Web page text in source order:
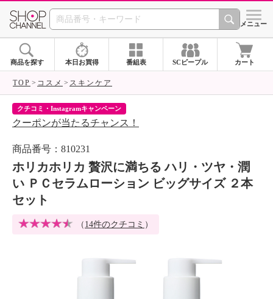
SHOP CHANNEL シメニュー
商品を探す 本日お買得 番組表 SCピープル カート
TOP コスメ スキンケア
クチコミ・Instagramキャンペーン
クーポンが当たるチャンス！
商品番号：810231
ホリカホリカ 贅沢に満ちる ハリ・ツヤ・潤
い ＰＣセラムローション ビッグサイズ ２本
セット
（ 14件のクチコミ ）